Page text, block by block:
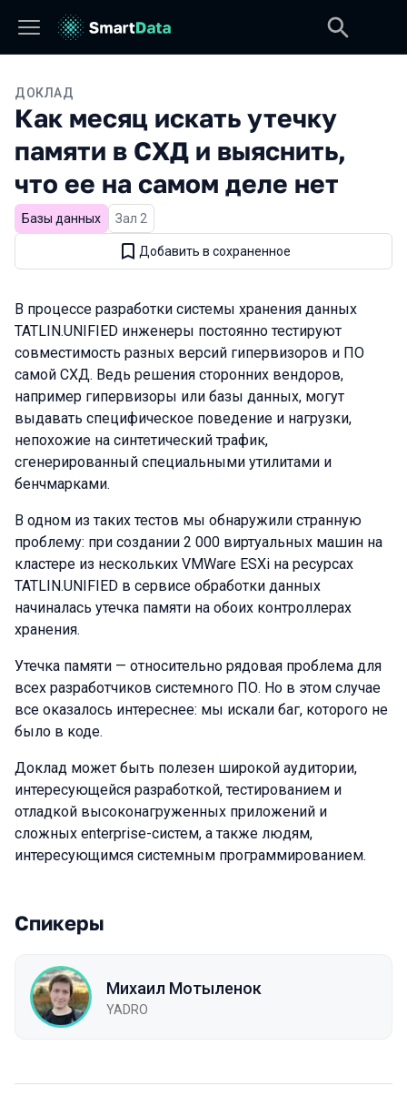
ДОКЛАД
Как месяц искать утечку
памяти в СХД и выяснить,
что ее на самом деле нет
Базы данных Зал 2
Добавить в сохраненное
В процессе разработки системы хранения данных
TATLIN.UNIFIED инженеры постоянно тестируют
совместимость разных версий гипервизоров и ПО
самой СХД. Ведь решения сторонних вендоров,
например гипервизоры или базы данных, могут
выдавать специфическое поведение и нагрузки,
непохожие на синтетический трафик,
сгенерированный специальными утилитами и
бенчмарками.
В одном из таких тестов мы обнаружили странную
проблему: при создании 2 000 виртуальных машин на
кластере из нескольких VMWare ESXi на ресурсах
TATLIN.UNIFIED в сервисе обработки данных
начиналась утечка памяти на обоих контроллерах
хранения.
Утечка памяти — относительно рядовая проблема для
всех разработчиков системного ПО. Но в этом случае
все оказалось интереснее: мы искали баг, которого не
было в коде.
Доклад может быть полезен широкой аудитории,
интересующейся разработкой, тестированием и
отладкой высоконагруженных приложений и
сложных enterprise-систем, а также людям,
интересующимся системным программированием.
Спикеры
Михаил Мотыленок
YADRO